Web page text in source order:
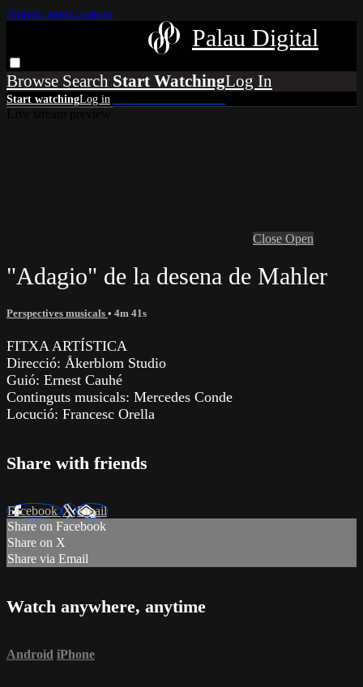
Skip to main content
Palau Digital
Browse Search
Close Open
"Adagio" de la desena de Mahler
Perspectives musicals • 4m 41s
FITXA ARTÍSTICA
Direcció: Åkerblom Studio
Guió: Ernest Cauhé
Continguts musicals: Mercedes Conde
Locució: Francesc Orella
Share with friends
FacebookXEmail
Share on Facebook
Share on X
Share via Email
Watch anywhere, anytime
Android iPhone